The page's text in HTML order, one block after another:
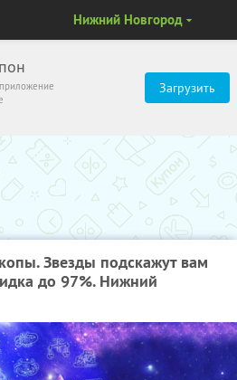
Загрузить
Нижний Новгород
Звезды подскажут вам
до 97%. Нижний